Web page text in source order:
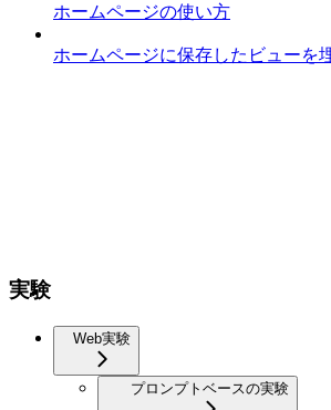
ホームページの使い方
ホームページに保存したビューを
実験
Web実験
プロンプトベースの実験